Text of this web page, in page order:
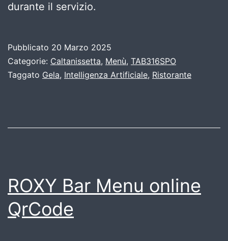
durante il servizio.
Pubblicato 20 Marzo 2025
Categorie: Caltanissetta, Menù, TAB316SPO
Taggato Gela, Intelligenza Artificiale, Ristorante
ROXY Bar Menu online
QrCode